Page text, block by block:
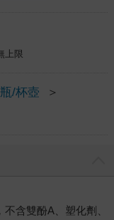
上限
/杯壺
＞
含雙酚A、塑化劑、